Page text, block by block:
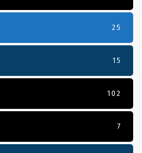
25
15
102
7